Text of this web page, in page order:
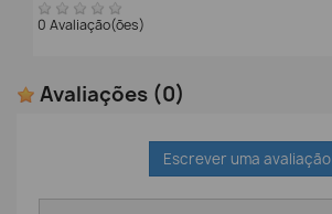
0 Avaliação(ões)
Avaliações (0)
Escrever uma avaliação